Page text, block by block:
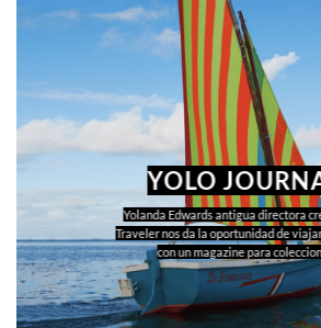
YOLO
Yolanda Edwards antigua directora
Traveler nos da la oportunidad de
con un magazine para